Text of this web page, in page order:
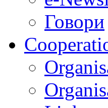
Говори